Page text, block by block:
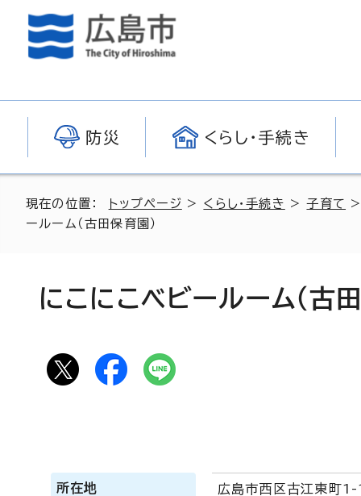
防災 くらし・手続き
現在の位置： トップページ > くらし・手続き >子育て
ールーム（古田保育園）
にこにこベビールーム（古
所在地 広島市西区古江東町